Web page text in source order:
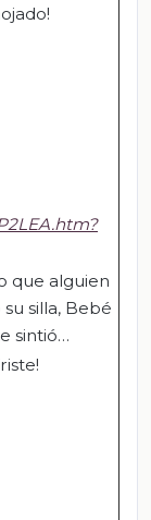
que alguien
silla, Bebé
sintió…